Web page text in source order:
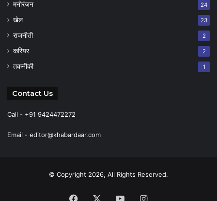
मनोरंजन 24
खेल 23
राजनीती 2
करियर 2
तकनीकी 1
Contact Us
Call - +91 9424472272
Email - editor@khabardaar.com
© Copyright 2026, All Rights Reserved.
Facebook YouTubeInstagram